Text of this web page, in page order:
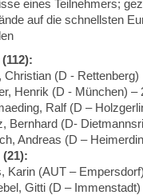
eines Teilnehmers;
auf die schnellsten
Christian (D -
Henrik (D - München) –
Ralf (D –
Bernhard (D-
Andreas (D –
(21):
Karin (AUT –
Gitti (D –